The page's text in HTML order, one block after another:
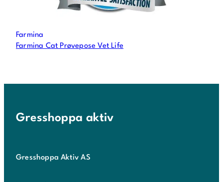
Farmina
Farmina Cat Prøvepose Vet Life
Gresshoppa aktiv
Gresshoppa Aktiv AS